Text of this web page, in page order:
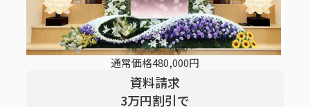
通常価格480,000円
資料請求
3万円割引で